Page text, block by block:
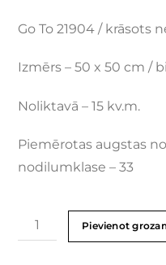
Go To 21904 / krāsots
Izmērs – 50 x 50 cm /
Noliktavā – 15 kv.m.
Piemērotas augstas
nodilumklase – 33
Pievienot